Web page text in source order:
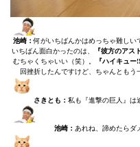
池崎：何がいちばんかはめっちゃ難しい
いちばん面白かったのは、
『彼方のアス
むちゃくちゃいい（笑）。
『ハイキュー!!
回挫折したんですけど、ちゃんともう
さきとも： 私も『進撃の巨人』は
池崎： あれね、諦めたらダ